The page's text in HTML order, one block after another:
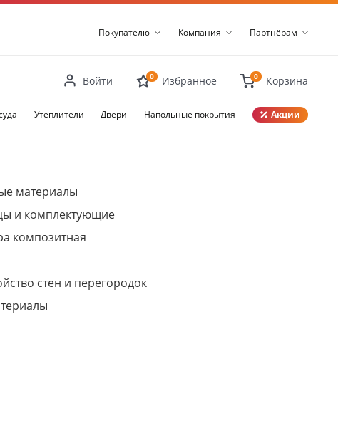
Покупателю Компания Партнёрам
Войти 0 Избранное 0 Корзина
Утеплители Двери Напольные покрытия Акции
материалы
и комплектующие
композитная
стен и перегородок